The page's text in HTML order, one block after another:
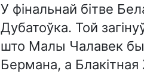
У фінальнай бітве
Дубатоўка. Той
што Малы Чалавек
Бермана, а